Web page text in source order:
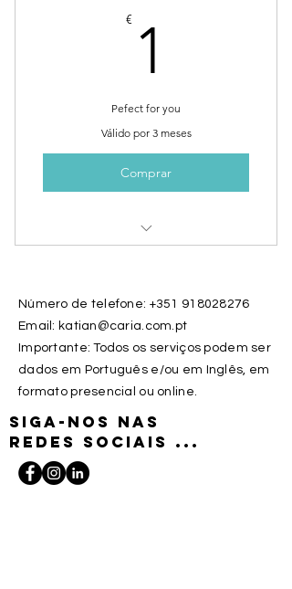
€ 1
Pefect for you
Válido por 3 meses
Comprar
Yoga para totós
Número de telefone: +351 918028276
Email: katian@caria.com.pt
Importante: Todos os serviços podem ser
dados em Português e/ou em Inglês, em
formato presencial ou online.
siga-nos nas
redes sociais ...